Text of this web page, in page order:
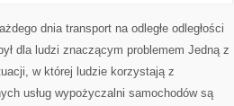
DZIŚ
ORYGINALNE
DOMKI
NAD
SĄ
dnia transport na odległe odległości
dla ludzi znaczącym problemem Jedną z
w której ludzie korzystają z
usług wypożyczalni samochodów są